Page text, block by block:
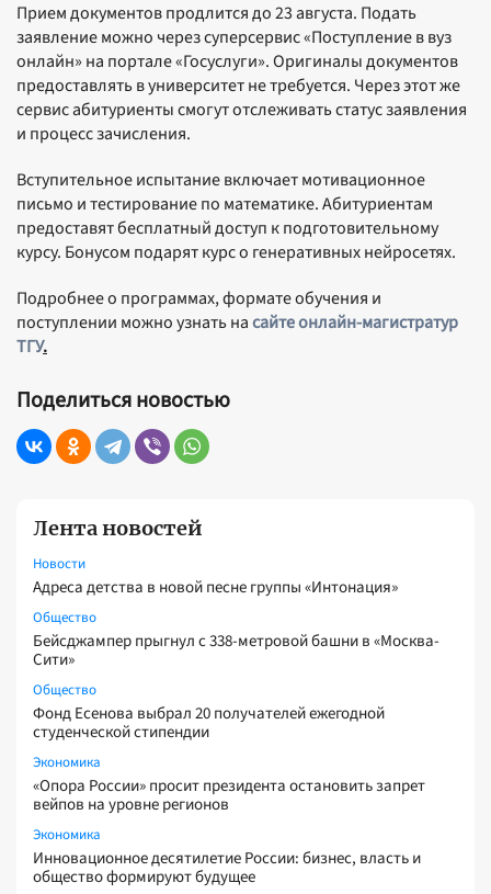
Лента новостей
Новости
Адреса детства в новой песне группы «Интонация»
Общество
Бейсджампер прыгнул с 338-метровой башни в «Москва-
Сити»
Общество
Фонд Есенова выбрал 20 получателей ежегодной
студенческой стипендии
Экономика
«Опора России» просит президента остановить запрет
вейпов на уровне регионов
Экономика
Инновационное десятилетие России: бизнес, власть и
общество формируют будущее
Прием документов продлится до 23 августа. Подать
заявление можно через суперсервис «Поступление в вуз
онлайн» на портале «Госуслуги». Оригиналы документов
предоставлять в университет не требуется. Через этот же
сервис абитуриенты смогут отслеживать статус заявления
и процесс зачисления.
Вступительное испытание включает мотивационное
письмо и тестирование по математике. Абитуриентам
предоставят бесплатный доступ к подготовительному
курсу. Бонусом подарят курс о генеративных нейросетях.
Подробнее о программах, формате обучения и
поступлении можно узнать насайте онлайн-магистратур
ТГУ.
Поделиться новостью